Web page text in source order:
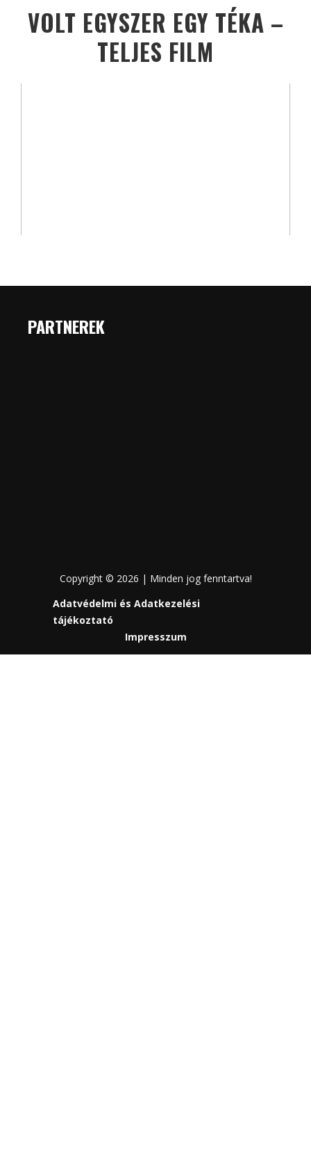
VOLT EGYSZER EGY TÉKA –
TELJES FILM
PARTNEREK
Copyright © 2026 | Minden jog fenntartva!
Adatvédelmi és Adatkezelési
tájékoztató
Impresszum